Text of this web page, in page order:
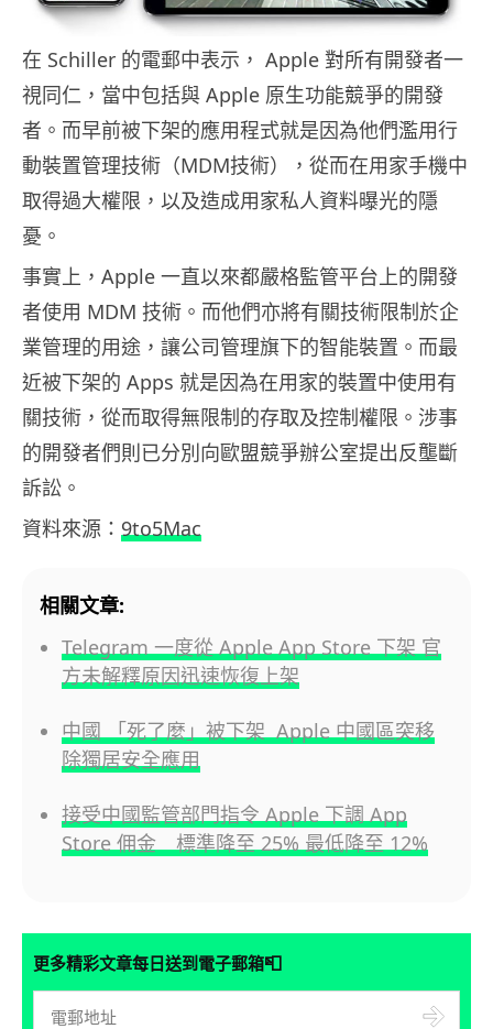
在 Schiller 的電郵中表示， Apple 對所有開發者一
視同仁，當中包括與 Apple 原生功能競爭的開發
者。而早前被下架的應用程式就是因為他們濫用行
動裝置管理技術（MDM技術），從而在用家手機中
取得過大權限，以及造成用家私人資料曝光的隱
憂。
事實上，Apple 一直以來都嚴格監管平台上的開發
者使用 MDM 技術。而他們亦將有關技術限制於企
業管理的用途，讓公司管理旗下的智能裝置。而最
近被下架的 Apps 就是因為在用家的裝置中使用有
關技術，從而取得無限制的存取及控制權限。涉事
的開發者們則已分別向歐盟競爭辦公室提出反壟斷
訴訟。
資料來源： 9to5Mac
相關文章:
Telegram 一度從 Apple App Store 下架 官
方未解釋原因迅速恢復上架
中國 「死了麼」被下架 Apple 中國區突移
除獨居安全應用
接受中國監管部門指令 Apple 下調 App
Store 佣金 標準降至 25% 最低降至 12%
更多精彩文章每日送到電子郵箱📮